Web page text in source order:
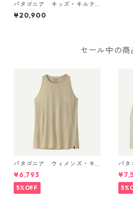
パタゴニア キッズ・キルテ
ッド・パファー (カラー Terr
ain Green) Patagonia Kids'
¥20,900
セール中の商
パタゴニア ウィメンズ・キ
ャプリーン・クール・ウルト
ラ・タンク Pumice - Dyno W
hite X-Dye 44740 日本正規
品
¥6,793
5%OFF
パ
スリ
ー